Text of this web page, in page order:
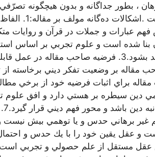
، بطور جداگانه‌ و بدون‌ هيچگونه‌
سلام‌ اهداء
بنا شده است و علوم تجربي بر اساس
تغيير برهانيات نمي‌تواند بشود.3. فرضيه صاحب
صاحب مقاله بر وضعيت تفكر ديني
صاحب مقاله براي اثبات فرضيه خود از
افق علمي دين سيطره بر هستي دارد و افق
مستقل از علم حصولي و تجربي است